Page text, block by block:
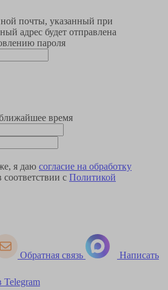
почты, указанный при
адрес будет отправлена
пароля
время
я даю согласие на обработку
соответствии с Политикой
Обратная связь Написать
Telegram